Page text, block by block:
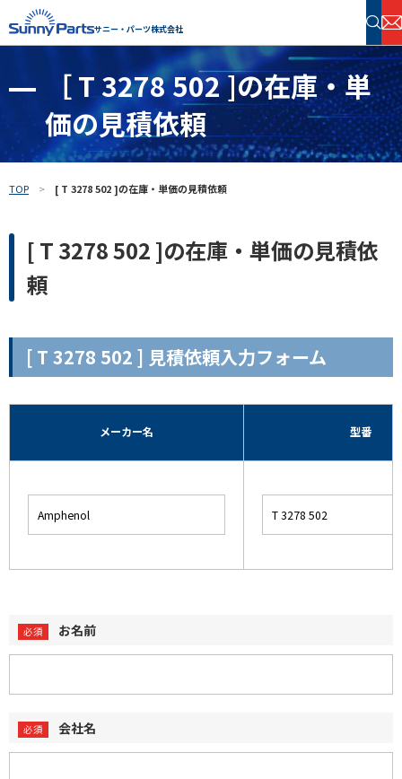
サニー・パーツ株式会社
半導体・電子部品 在庫検索
フリーワードで探す
［ T 3278 502 ]の在庫・単
価の見積依頼
TOP [ T 3278 502 ]の在庫・単価の見積依頼
[ T 3278 502 ]の在庫・単価の見積依
頼
[ T 3278 502 ] 見積依頼入力フォーム
メーカー名 型番
お名前
会社名